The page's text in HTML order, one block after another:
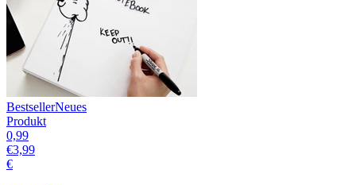
BestsellerNeues
Produkt
0,99
€3,99
€